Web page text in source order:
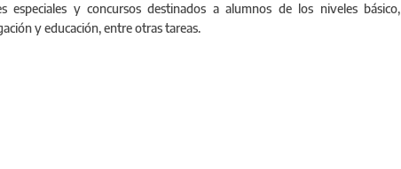
especiales y concursos destinados a alumnos de los niveles básico,
y educación, entre otras tareas.